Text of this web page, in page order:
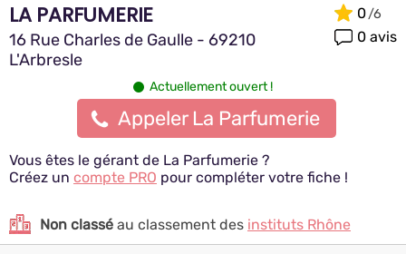
LA PARFUMERIE
16 Rue Charles de Gaulle - 69210
L'Arbresle
0
0 avis
Actuellement ouvert !
Appeler La Parfumerie
Vous êtes le gérant de La Parfumerie ?
Créez un compte PRO pour compléter votre fiche !
Non classé au classement des instituts Rhône